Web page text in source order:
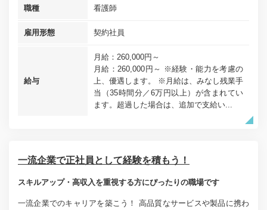
職種 看護師
雇用形態 契約社員
給与
月給：260,000円～
月給：260,000円～ ※経験・能力を考慮の
上、優遇します。 ※月給は、みなし残業手
当（35時間分／6万円以上）が含まれてい
ます。超過した場合は、追加で支給い...
一流企業で正社員として経験を積もう！
スキルアップ・高収入を重視する方にぴったりの職場です
一流企業でのキャリアを築こう！ 高品質なサービスや製品に携わ